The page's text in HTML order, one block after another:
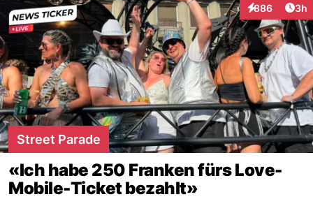
886
Interaktionen
3h
Street Parade
«Ich habe 250 Franken fürs Love-
Mobile-Ticket bezahlt»